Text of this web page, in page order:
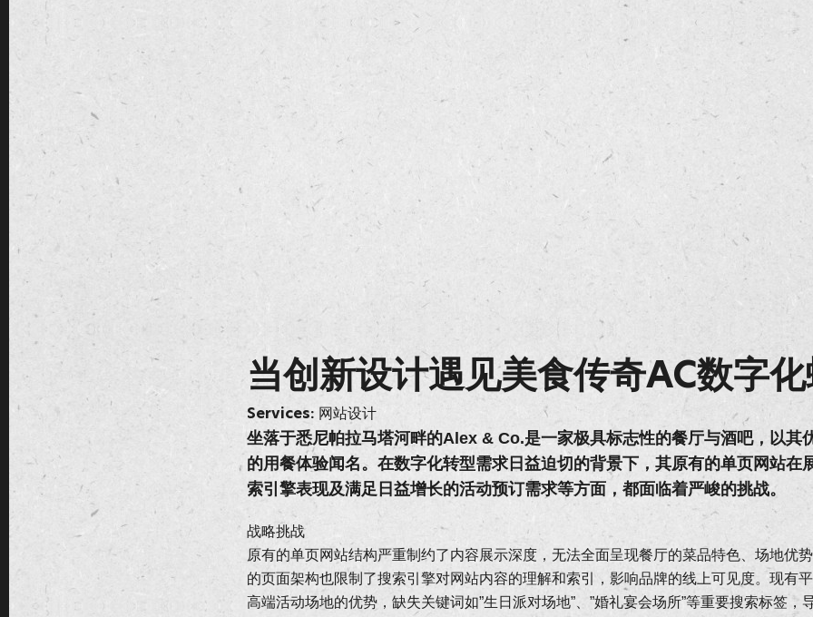
当创新设计遇见美食传奇AC数字
Services: 网站设计
坐落于悉尼帕拉马塔河畔的Alex & Co.是一家极具标志性的餐厅与酒吧，以其
的用餐体验闻名。在数字化转型需求日益迫切的背景下，其原有的单页网站在
索引擎表现及满足日益增长的活动预订需求等方面，都面临着严峻的挑战。
战略挑战
原有的单页网站结构严重制约了内容展示深度，无法全面呈现餐厅的菜品特色、场地优
的页面架构也限制了搜索引擎对网站内容的理解和索引，影响品牌的线上可见度。现有
高端活动场地的优势，缺失关键词如”生日派对场地”、”婚礼宴会场所”等重要搜索标签，